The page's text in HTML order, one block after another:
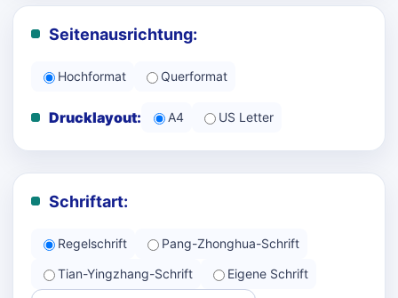
Seitenausrichtung:
Hochformat Querformat
Drucklayout: A4 US Letter
Schriftart:
Regelschrift
Pang-Zhonghua-Schrift
Tian-Yingzhang-Schrift
Eigene Schrift